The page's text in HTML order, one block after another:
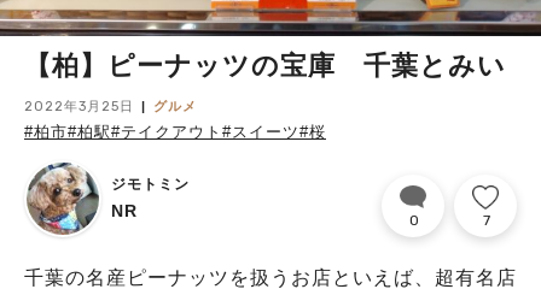
【柏】ピーナッツの宝庫 千葉とみい
2022年3月25日 グルメ
#柏市#柏駅#テイクアウト #スイーツ#桜
ジモトミン
NR 0 7
千葉の名産ピーナッツを扱うお店といえば、超有名店